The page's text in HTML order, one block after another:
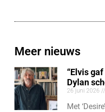
Meer nieuws
“Elvis
Dylan
26 juni 2026
Met